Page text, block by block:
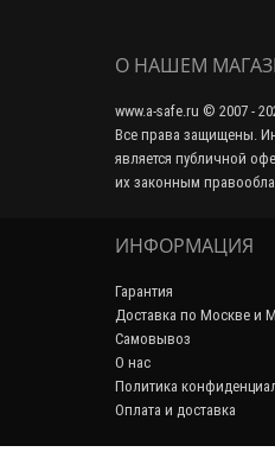
О НАШЕМ
www.a-safe.ru © 2007 -
Все права защищены.
является публичной
их законным
ИНФОРМАЦИЯ
Гарантия
Доставка по Москве и
Самовывоз
О нас
Политика
Оплата и доставка